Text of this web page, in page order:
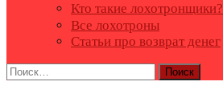
Кто такие лохотронщики?
Все лохотроны
Статьи про возврат денег
Найти: